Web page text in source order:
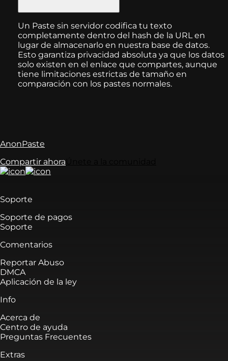
Un Paste sin servidor codifica tu texto
completamente dentro del hash de la URL en
lugar de almacenarlo en nuestra base de datos.
Esto garantiza privacidad absoluta ya que los datos
solo existen en el enlace que compartes, aunque
tiene limitaciones estrictas de tamaño en
comparación con los pastes normales.
AnonPaste
Compartir ahora
Soporte
Soporte de pagos
Soporte
Comentarios
Reportar Abuso
DMCA
Aplicación de la ley
Info
Acerca de
Centro de ayuda
Preguntas Frecuentes
Extras